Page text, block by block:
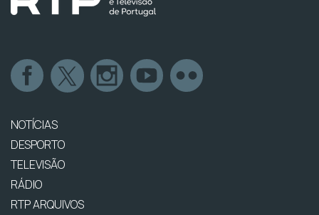
NOTÍCIAS
DESPORTO
TELEVISÃO
RÁDIO
RTP ARQUIVOS